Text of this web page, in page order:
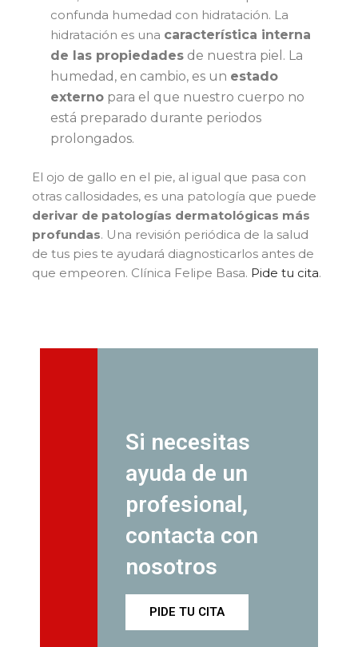
confunda humedad con hidratación. La
hidratación es una característica interna
de las propiedadesde nuestra piel. La
humedad, en cambio, es un estado
externopara el que nuestro cuerpo no
está preparado durante periodos
prolongados.
El ojo de gallo en el pie, al igual que pasa con
otras callosidades, es una patología que puede
derivar de patologías dermatológicas más
profundas. Una revisión periódica de la salud
de tus pies te ayudará diagnosticarlos antes de
que empeoren. Clínica Felipe Basa. Pide tu cita.
Si necesitas
ayuda de un
profesional,
contacta con
nosotros
PIDE TU CITA